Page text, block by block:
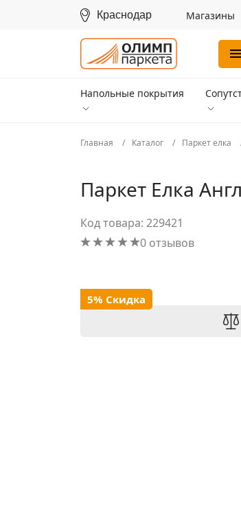
Краснодар Магазины
Напольные покрытия
Главная Каталог Паркет елка
Паркет Елка
Код товара: 229421
0 отзывов
5% Скидка